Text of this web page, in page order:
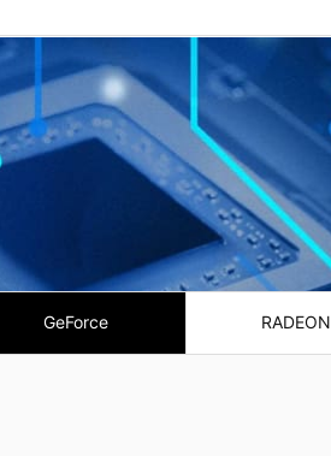
GeForce RADEON